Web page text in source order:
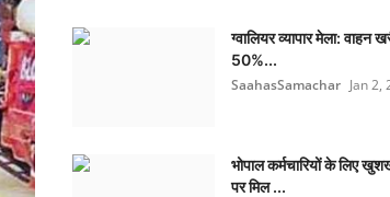
ग्वालियर व्यापार मेला: वाहन
50%...
SaahasSamachar Jan 2,
भोपाल कर्मचारियों के लिए
पर मिल ...